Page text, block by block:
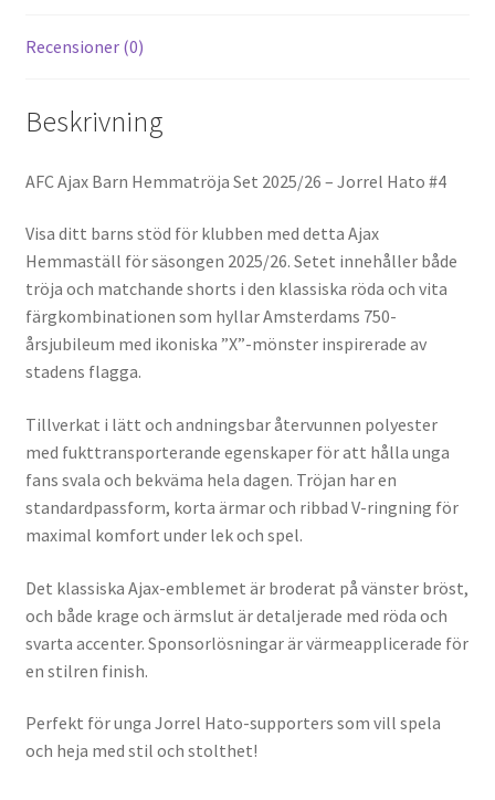
Recensioner (0)
Beskrivning
AFC Ajax Barn Hemmatröja Set 2025/26 – Jorrel Hato #4
Visa ditt barns stöd för klubben med detta Ajax
Hemmaställ för säsongen 2025/26. Setet innehåller både
tröja och matchande shorts i den klassiska röda och vita
färgkombinationen som hyllar Amsterdams 750-
årsjubileum med ikoniska ”X”-mönster inspirerade av
stadens flagga.
Tillverkat i lätt och andningsbar återvunnen polyester
med fukttransporterande egenskaper för att hålla unga
fans svala och bekväma hela dagen. Tröjan har en
standardpassform, korta ärmar och ribbad V-ringning för
maximal komfort under lek och spel.
Det klassiska Ajax-emblemet är broderat på vänster bröst,
och både krage och ärmslut är detaljerade med röda och
svarta accenter. Sponsorlösningar är värmeapplicerade för
en stilren finish.
Perfekt för unga Jorrel Hato-supporters som vill spela
och heja med stil och stolthet!